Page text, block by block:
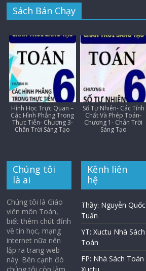
Sách Bán Chạy
Hình Học Trực Quan –
Các Hình Phẳng Trong
Thực Tiễn- Chương 3-
Chân Trời Sáng Tạo
Số Tự Nhiên- Các Tính
Chất Và Phép Toán-
Chương 1- Chân Trời
Sáng Tạo
Chúng tôi
là ai
Chúng tôi là Giáo
viên môn Toán,
biết thêm chút đỉnh
về tin học, mạng
internet nữa nên
lập ra trang web
này. Bên cạnh đó
Kênh liên
hệ
Thầy: Nguyễn Quốc
Tuấn
YT: Xuctu Nhà Sách
Toán
FP: Nhà Sách Toán